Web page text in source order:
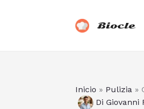
Biocle
Inicio » Pulizia »
Di Giovanni